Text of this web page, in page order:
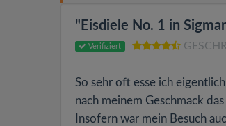
"Eisdiele No. 1 in
Verifiziert
So sehr oft esse ich
nach meinem Geschmack
Insofern war mein Besuch